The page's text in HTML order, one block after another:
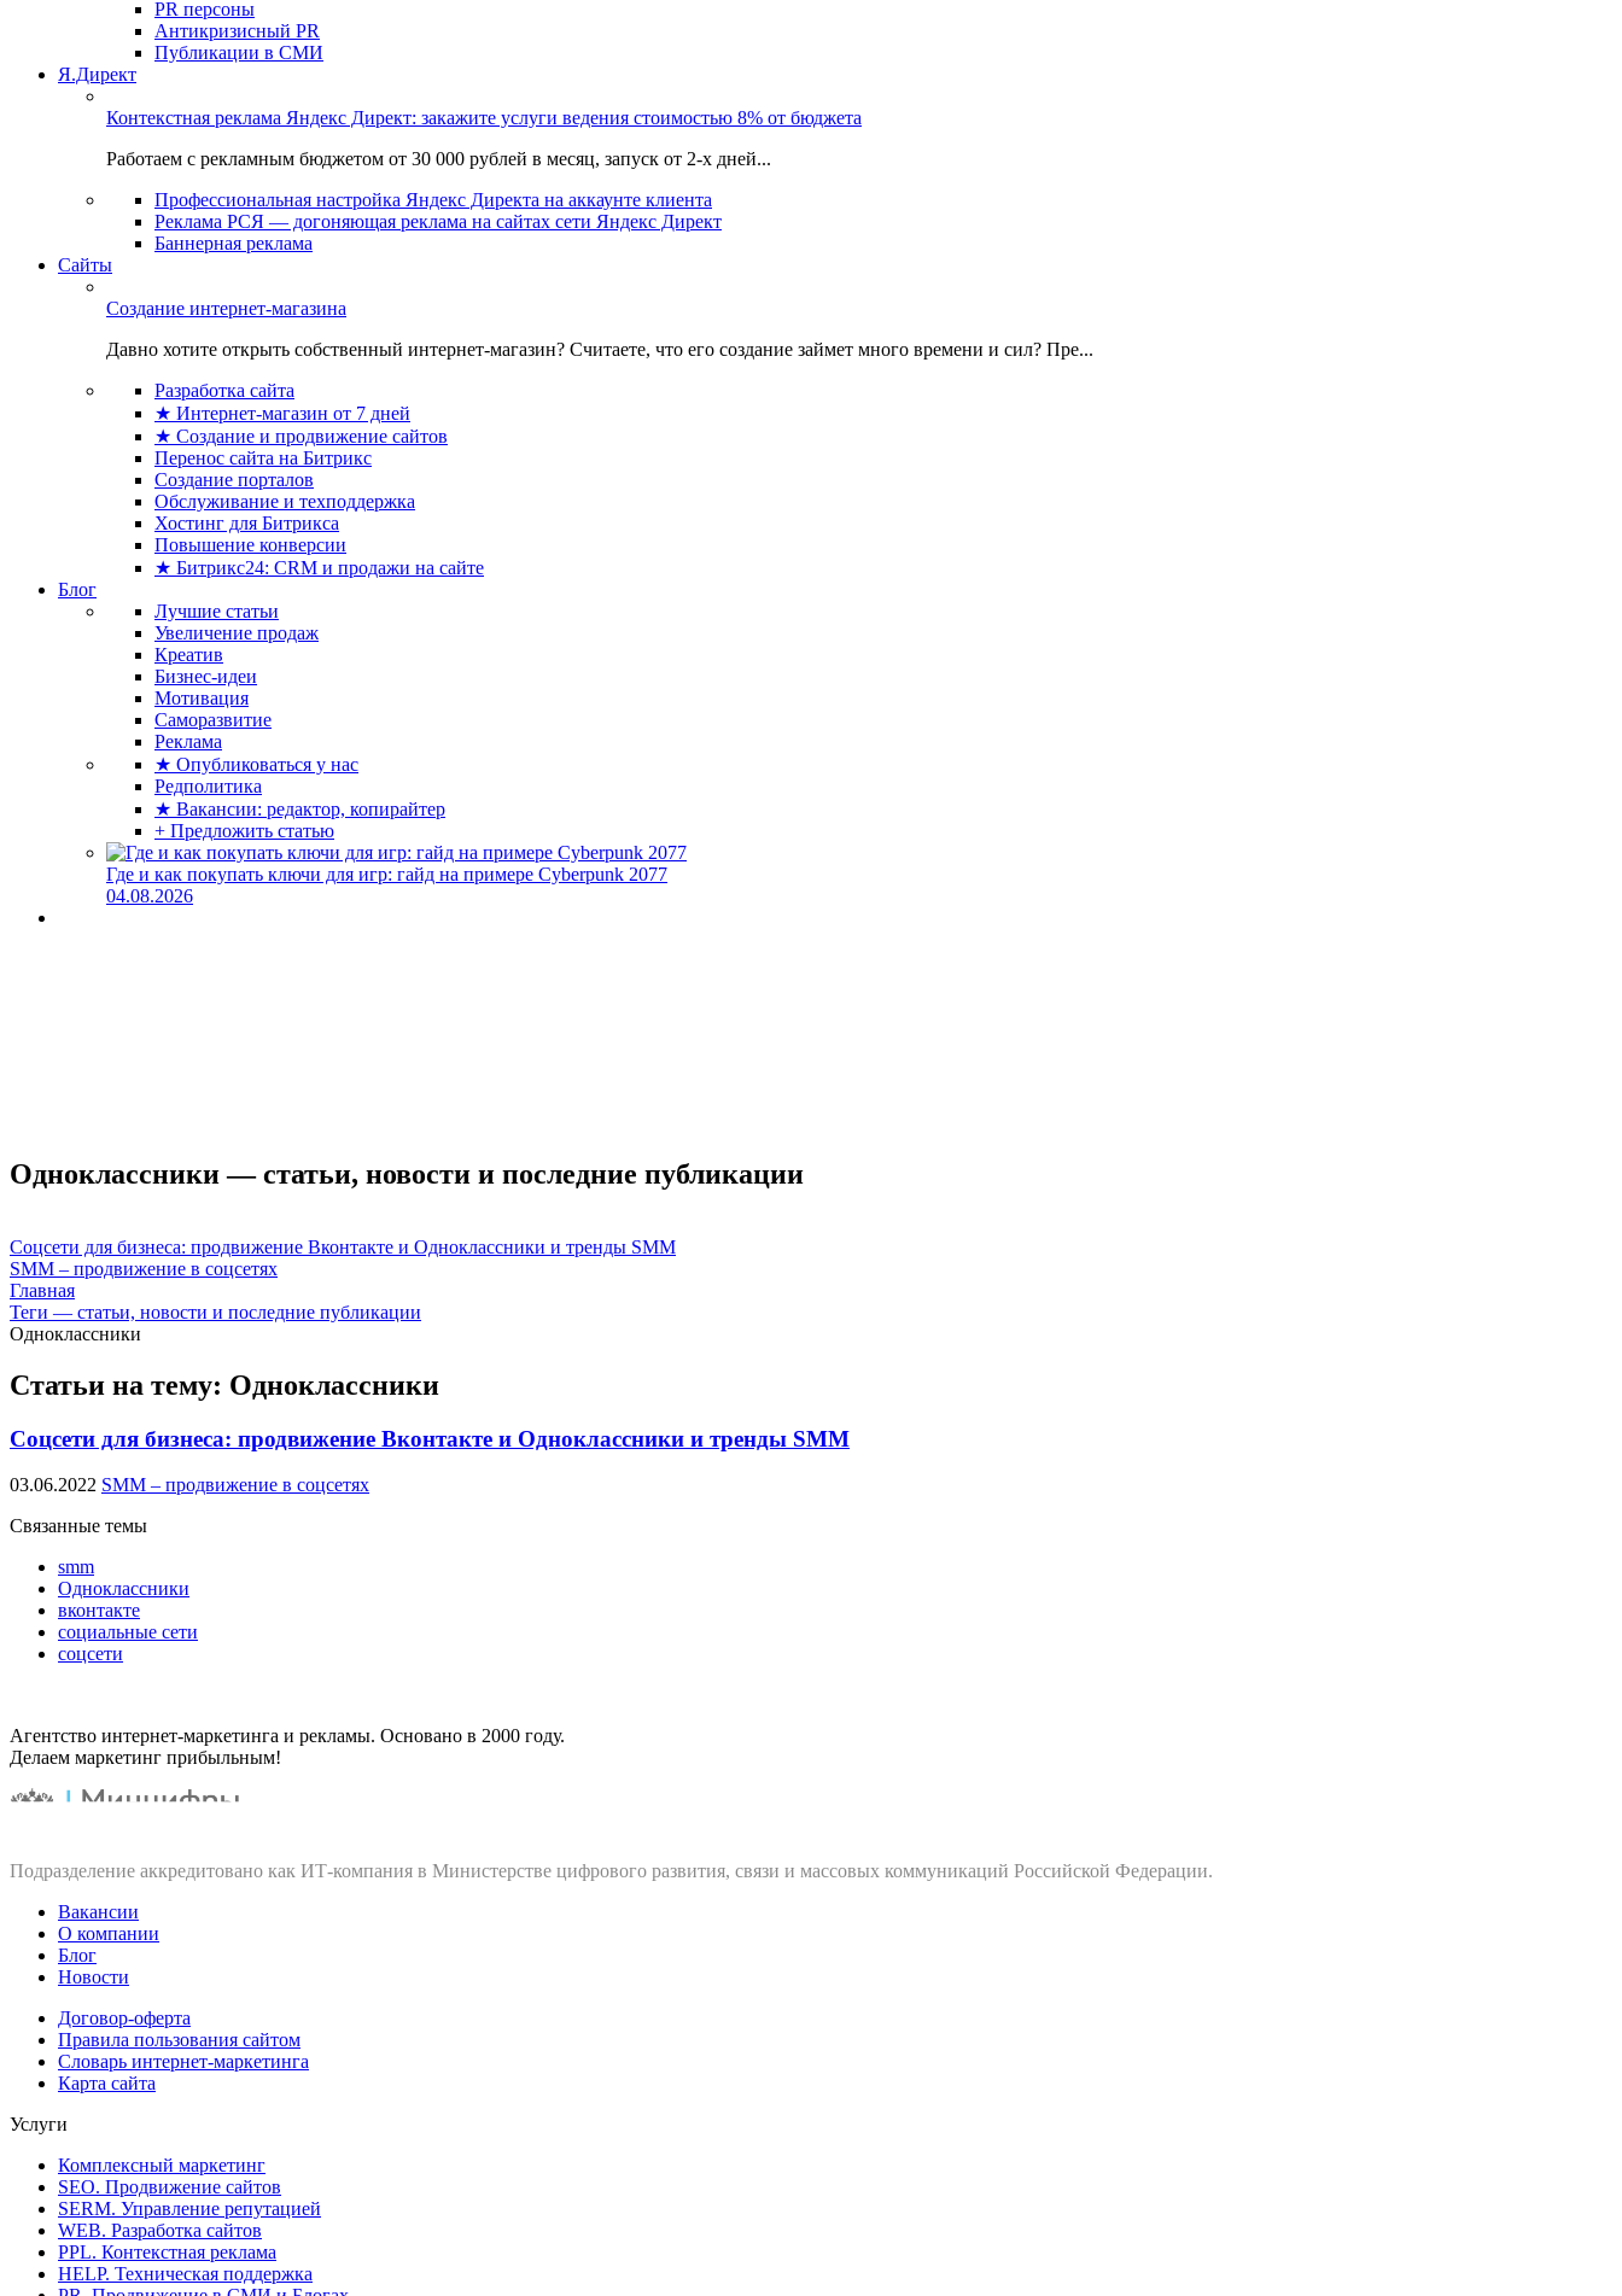
PR персоны
Антикризисный PR
Публикации в СМИ
Я.Директ
Контекстная реклама Яндекс Директ: закажите услуги ведения стоимостью 8% от бюджета
Работаем с рекламным бюджетом от 30 000 рублей в месяц, запуск от 2-х дней...
Профессиональная настройка Яндекс Директа на аккаунте клиента
Реклама РСЯ — догоняющая реклама на сайтах сети Яндекс Директ
Баннерная реклама
Сайты
Создание интернет-магазина
Давно хотите открыть собственный интернет-магазин? Считаете, что его создание займет много времени и сил? Пре...
Разработка сайта
★ Интернет-магазин от 7 дней
★ Создание и продвижение сайтов
Перенос сайта на Битрикс
Создание порталов
Обслуживание и техподдержка
Хостинг для Битрикса
Повышение конверсии
★ Битрикс24: CRM и продажи на сайте
Блог
Лучшие статьи
Увеличение продаж
Креатив
Бизнес-идеи
Мотивация
Саморазвитие
Реклама
★ Опубликоваться у нас
Редполитика
★ Вакансии: редактор, копирайтер
+ Предложить статью
Где и как покупать ключи для игр: гайд на примере Cyberpunk 2077
04.08.2026
Одноклассники — статьи, новости и последние публикации
Соцсети для бизнеса: продвижение Вконтакте и Одноклассники и тренды SMM
SMM – продвижение в соцсетях
Главная
Теги — статьи, новости и последние публикации
Одноклассники
Статьи на тему: Одноклассники
Соцсети для бизнеса: продвижение Вконтакте и Одноклассники и тренды SMM
03.06.2022 SMM – продвижение в соцсетях
Связанные темы
smm
Одноклассники
вконтакте
социальные сети
соцсети
Агентство интернет-маркетинга и рекламы. Основано в 2000 году.
Делаем маркетинг прибыльным!
Подразделение аккредитовано как ИТ‑компания в Министерстве цифрового развития, связи и массовых коммуникаций Российской Федерации.
Вакансии
О компании
Блог
Новости
Договор-оферта
Правила пользования сайтом
Словарь интернет-маркетинга
Карта сайта
Услуги
Комплексный маркетинг
SEO. Продвижение сайтов
SERM. Управление репутацией
WEB. Разработка сайтов
PPL. Контекстная реклама
HELP. Техническая поддержка